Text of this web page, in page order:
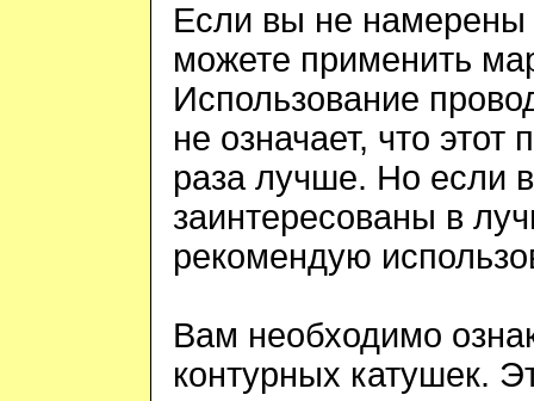
Если вы не намерены
можете применить
Использование
не означает, что этот
раза лучше. Но если
заинтересованы в
рекомендую
Вам необходимо
контурных катушек.